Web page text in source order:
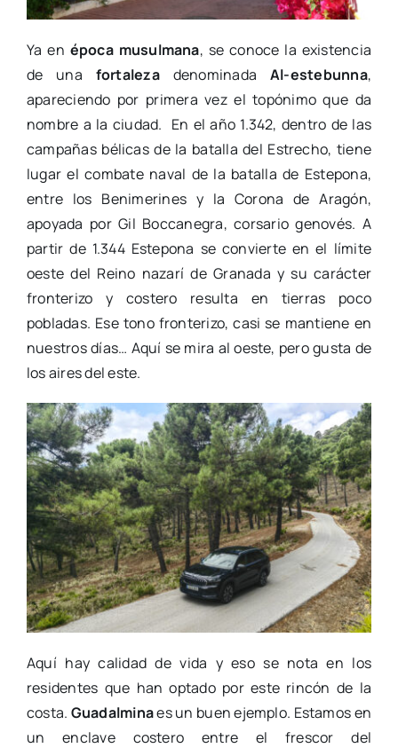
Ya en época musulmana, se conoce la existencia
de una fortalezadenominada Al-estebunna,
apareciendo por primera vez el topónimo que da
nombre a la ciudad. ​ En el año 1.342, dentro de las
campañas bélicas de la batalla del Estrecho, tiene
lugar el combate naval de la batalla de Estepona,
entre los Benimerines y la Corona de Aragón,
apoyada por Gil Boccanegra, corsario genovés. A
partir de 1.344 Estepona se convierte en el límite
oeste del Reino nazarí de Granada y su carácter
fronterizo y costero resulta en tierras poco
pobladas. Ese tono fronterizo, casi se mantiene en
nuestros días… Aquí se mira al oeste, pero gusta de
los aires del este.
Aquí hay calidad de vida y eso se nota en los
residentes que han optado por este rincón de la
costa. Guadalminaes un buen ejemplo. Estamos en
un enclave costero entre el frescor del